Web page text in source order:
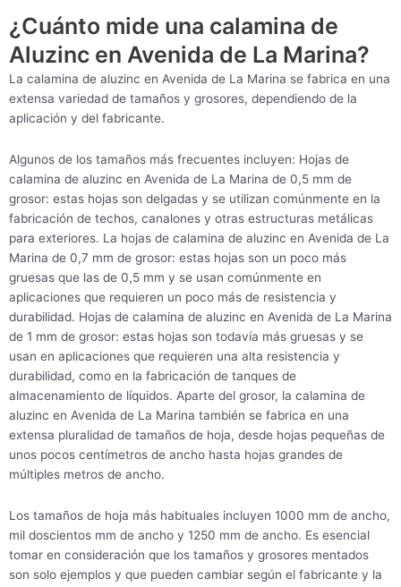
¿Cuánto mide una calamina de
Aluzinc en Avenida de La Marina?
La calamina de aluzinc en Avenida de La Marina se fabrica en una
extensa variedad de tamaños y grosores, dependiendo de la
aplicación y del fabricante.
Algunos de los tamaños más frecuentes incluyen: Hojas de
calamina de aluzinc en Avenida de La Marina de 0,5 mm de
grosor: estas hojas son delgadas y se utilizan comúnmente en la
fabricación de techos, canalones y otras estructuras metálicas
para exteriores. La hojas de calamina de aluzinc en Avenida de La
Marina de 0,7 mm de grosor: estas hojas son un poco más
gruesas que las de 0,5 mm y se usan comúnmente en
aplicaciones que requieren un poco más de resistencia y
durabilidad. Hojas de calamina de aluzinc en Avenida de La Marina
de 1 mm de grosor: estas hojas son todavía más gruesas y se
usan en aplicaciones que requieren una alta resistencia y
durabilidad, como en la fabricación de tanques de
almacenamiento de líquidos. Aparte del grosor, la calamina de
aluzinc en Avenida de La Marina también se fabrica en una
extensa pluralidad de tamaños de hoja, desde hojas pequeñas de
unos pocos centímetros de ancho hasta hojas grandes de
múltiples metros de ancho.
Los tamaños de hoja más habituales incluyen 1000 mm de ancho,
mil doscientos mm de ancho y 1250 mm de ancho. Es esencial
tomar en consideración que los tamaños y grosores mentados
son solo ejemplos y que pueden cambiar según el fabricante y la